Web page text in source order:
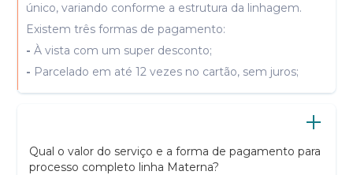
único, variando conforme a estrutura da linhagem.
Existem três formas de pagamento:
-À vista com um super desconto;
- Parcelado em até 12 vezes no cartão, sem juros;
Qual o valor do serviço e a forma de pagamento para
processo completo linha Materna?